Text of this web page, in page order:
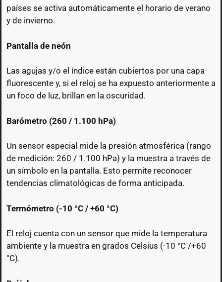
países se activa automáticamente el horario de verano
y de invierno.
Pantalla de neón
Las agujas y/o el índice están cubiertos por una capa
fluorescente y, si el reloj se ha expuesto anteriormente a
un foco de luz, brillan en la oscuridad.
Barómetro (260 / 1.100 hPa)
Un sensor especial mide la presión atmosférica (rango
de medición: 260 / 1.100 hPa) y la muestra a través de
un símbolo en la pantalla. Esto permite reconocer
tendencias climatológicas de forma anticipada.
Termómetro (-10 °C / +60 °C)
El reloj cuenta con un sensor que mide la temperatura
ambiente y la muestra en grados Celsius (-10 °C /+60
°C).